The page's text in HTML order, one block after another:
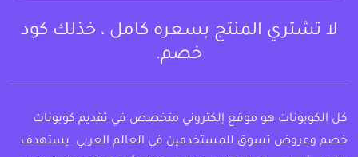
لا تشتري المنتج بسعره كامل ، خذلك كود
خصم.
كل الكوبونات هو موقع إلكتروني متخصص في تقديم كوبونات
خصم وعروض تسوق للمستخدمين في العالم العربي. يستهدف